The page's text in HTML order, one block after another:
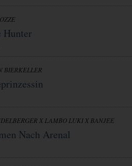
BIERKELLER
X LAMBO LUKI X BANJEE
Nach Arenal